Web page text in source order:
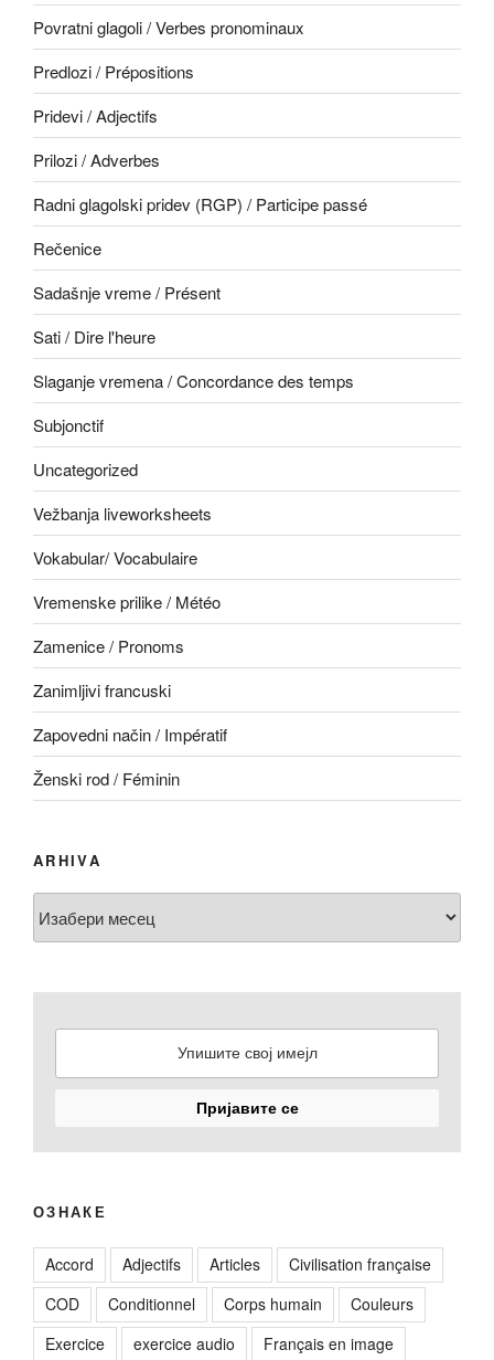
Povratni glagoli / Verbes pronominaux
Predlozi / Prépositions
Pridevi / Adjectifs
Prilozi / Adverbes
Radni glagolski pridev (RGP) / Participe passé
Rečenice
Sadašnje vreme / Présent
Sati / Dire l'heure
Slaganje vremena / Concordance des temps
Subjonctif
Uncategorized
Vežbanja liveworksheets
Vokabular/ Vocabulaire
Vremenske prilike / Météo
Zamenice / Pronoms
Zanimljivi francuski
Zapovedni način / Impératif
Ženski rod / Féminin
ARHIVA
ОЗНАКЕ
Accord Adjectifs Articles
Civilisation française
COD
Conditionnel Corps humain
Couleurs
Exercice
exercice audio
Français en image